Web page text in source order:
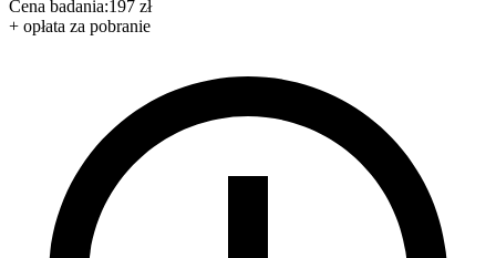
Cena badania:197 zł
+ opłata za pobranie